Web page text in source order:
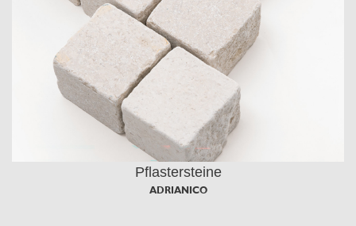
Pflastersteine
ADRIANICO